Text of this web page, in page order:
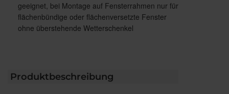
geeignet, bei Montage auf Fensterrahmen nur für
flächenbündige oder flächenversetzte Fenster
ohne überstehende Wetterschenkel
Produktbeschreibung